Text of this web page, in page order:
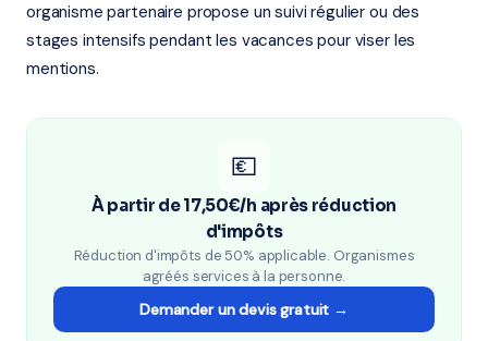
organisme partenaire propose un suivi régulier ou des
stages intensifs pendant les vacances pour viser les
mentions.
💶
À partir de 17,50€/h après réduction
d'impôts
Réduction d'impôts de 50% applicable. Organismes
agréés services à la personne.
Demander un devis gratuit →